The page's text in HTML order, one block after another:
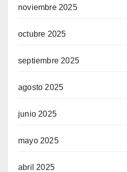
noviembre 2025
octubre 2025
septiembre 2025
agosto 2025
junio 2025
mayo 2025
abril 2025